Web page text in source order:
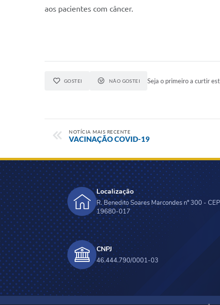
aos pacientes com câncer.
GOSTEI NÃO GOSTEI Seja o primeiro a curtir
NOTÍCIA MAIS RECENTE
VACINAÇÃO COVID-19
Localização
R. Benedito Soares Marcondes nº 300 -
19680-017
CNPJ
46.444.790/0001-03